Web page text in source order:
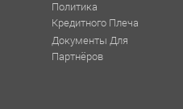
Политика
Кредитного Плеча
Документы Для
Партнёров